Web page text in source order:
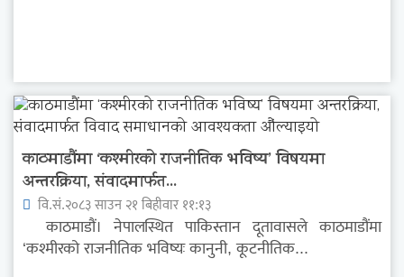
काठमाडौंमा ‘कश्मीरको राजनीतिक भविष्य’ विषयमा
अन्तरक्रिया, संवादमार्फत...
वि.सं.२०८३ साउन २१ बिहीवार ११:१३
काठमाडौं। नेपालस्थित पाकिस्तान दूतावासले काठमाडौंमा
‘कश्मीरको राजनीतिक भविष्यः कानुनी, कूटनीतिक...